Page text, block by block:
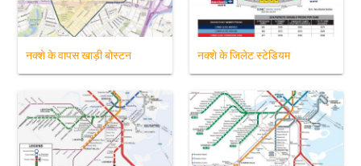
नक्शे के वापस खाड़ी बोस्टन नक्शे के जिलेट स्टेडियम